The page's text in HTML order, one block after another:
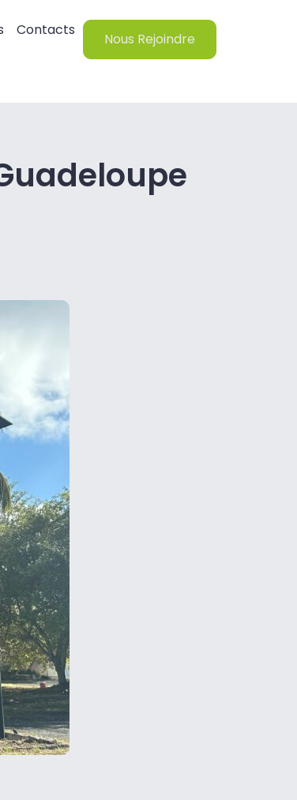
Contacts
Nous Rejoindre